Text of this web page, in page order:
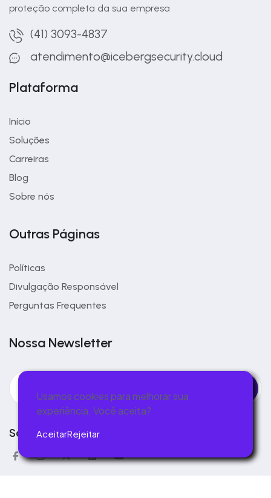
Usamos cookies para melhorar sua
experiência. Você aceita?
AceitarRejeitar
proteção completa da sua empresa
(41) 3093-4837
atendimento@icebergsecurity.cloud
Plataforma
Início
Soluções
Carreiras
Blog
Sobre nós
Outras Páginas
Políticas
Divulgação Responsável
Perguntas Frequentes
Nossa Newsletter
Social